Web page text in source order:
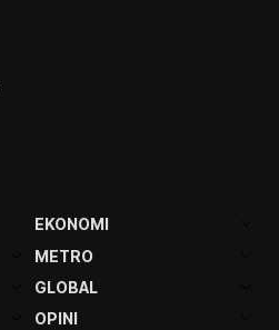
EKONOMI
METRO
GLOBAL
OPINI